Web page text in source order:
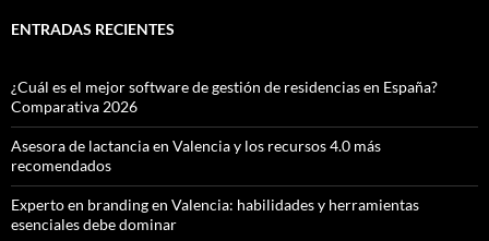
ENTRADAS RECIENTES
¿Cuál es el mejor software de gestión de residencias en España?
Comparativa 2026
Asesora de lactancia en Valencia y los recursos 4.0 más
recomendados
Experto en branding en Valencia: habilidades y herramientas
esenciales debe dominar